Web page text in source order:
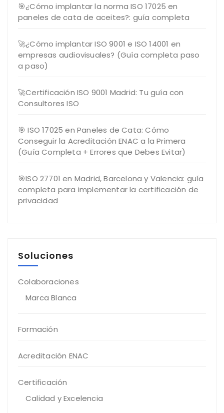
🎯¿Cómo implantar la norma ISO 17025 en
paneles de cata de aceites?: guía completa
🚀¿Cómo implantar ISO 9001 e ISO 14001 en
empresas audiovisuales? (Guía completa paso
a paso)
🚀Certificación ISO 9001 Madrid: Tu guía con
Consultores ISO
🎯 ISO 17025 en Paneles de Cata: Cómo
Conseguir la Acreditación ENAC a la Primera
(Guía Completa + Errores que Debes Evitar)
🎯ISO 27701 en Madrid, Barcelona y Valencia: guía
completa para implementar la certificación de
privacidad
Soluciones
Colaboraciones
Marca Blanca
Formación
Acreditación ENAC
Certificación
Calidad y Excelencia